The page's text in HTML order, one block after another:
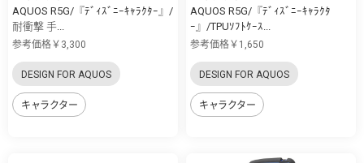
AQUOS R5G/『ﾃﾞｨｽﾞﾆｰｷｬﾗｸﾀｰ』/
耐衝撃 手...
参考価格￥3,300
DESIGN FOR AQUOS
キャラクター
AQUOS R5G/『ﾃﾞｨｽﾞﾆｰｷｬﾗｸﾀ
ｰ』/TPUｿﾌﾄｹｰｽ...
参考価格￥1,650
DESIGN FOR AQUOS
キャラクター